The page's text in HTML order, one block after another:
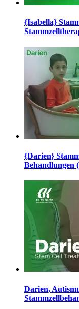
{Isabella}
{Darien}
Behandlungen
Darien,